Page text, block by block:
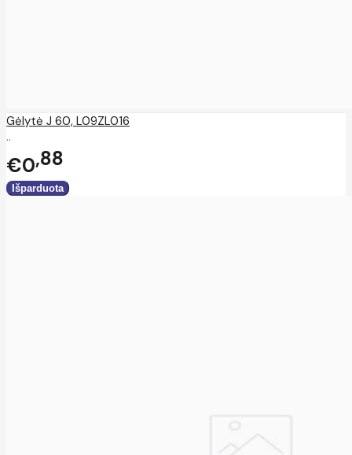
Gėlytė J 60, L09ZL016
..
€0 88